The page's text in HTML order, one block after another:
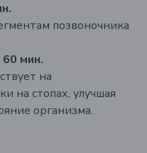
позвоночника
мин.
на
на стопах, улучшая
организма.